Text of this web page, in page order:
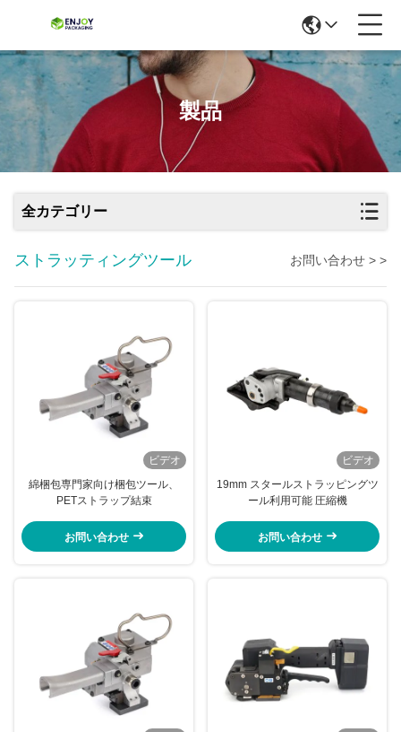
製品
全カテゴリー
ストラッティングツール お問い合わせ > >
ビデオ
綿梱包専門家向け梱包ツール、
PETストラップ結束
お問い合わせ
ビデオ
19mm スタールストラッピングツ
ール利用可能 圧縮機
お問い合わせ